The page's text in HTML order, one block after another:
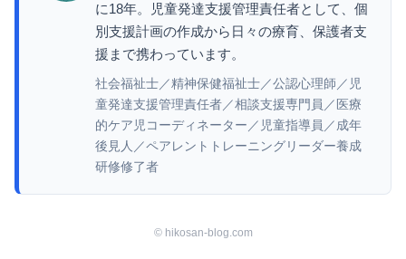
に18年。児童発達支援管理責任者として、個
別支援計画の作成から日々の療育、保護者支
援まで携わっています。
社会福祉士／精神保健福祉士／公認心理師／児
童発達支援管理責任者／相談支援専門員／医療
的ケア児コーディネーター／児童指導員／成年
後見人／ペアレントトレーニングリーダー養成
研修修了者
© hikosan-blog.com